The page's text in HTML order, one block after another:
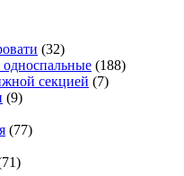
(32)
односпальные (188)
секцией (7)
(9)
(77)